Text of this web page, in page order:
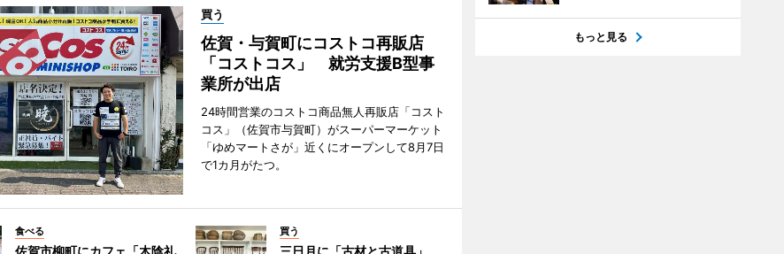
買う
佐賀・与賀町にコストコ再販店
「コストコス」 就労支援B型事
業所が出店
24時間営業のコストコ商品無人再販店「コスト
コス」（佐賀市与賀町）がスーパーマーケット
「ゆめマートさが」近くにオープンして8月7日
で1カ月がたつ。
食べる 買う
もっと見る